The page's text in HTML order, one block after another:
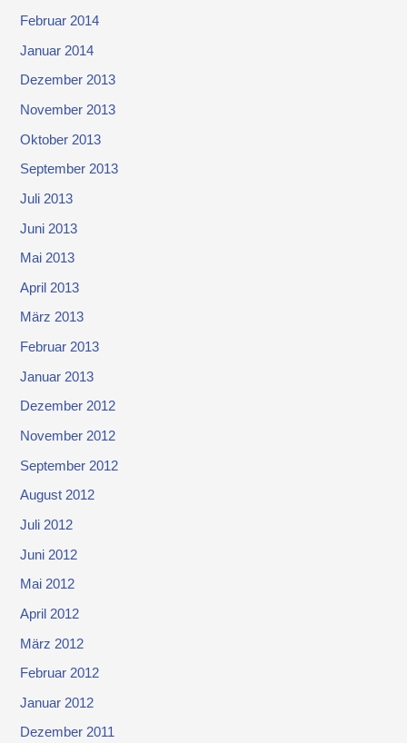
Februar 2014
Januar 2014
Dezember 2013
November 2013
Oktober 2013
September 2013
Juli 2013
Juni 2013
Mai 2013
April 2013
März 2013
Februar 2013
Januar 2013
Dezember 2012
November 2012
September 2012
August 2012
Juli 2012
Juni 2012
Mai 2012
April 2012
März 2012
Februar 2012
Januar 2012
Dezember 2011